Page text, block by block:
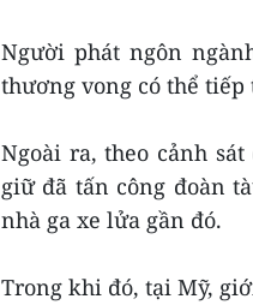
Người phát ngôn
thương vong có thể tiếp
Ngoài ra, theo cảnh
giữ đã tấn công đoàn
nhà ga xe lửa gần đó.
Trong khi đó, tại Mỹ,